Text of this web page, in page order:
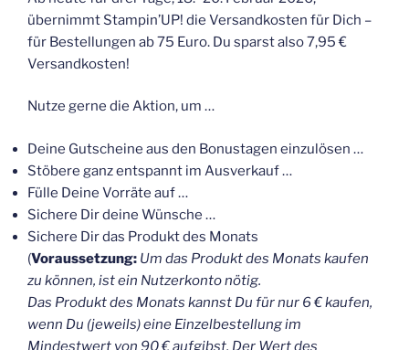
übernimmt Stampin’UP! die Versandkosten für Dich –
für Bestellungen ab 75 Euro. Du sparst also 7,95 €
Versandkosten!
Nutze gerne die Aktion, um …
Deine Gutscheine aus den Bonustagen einzulösen …
Stöbere ganz entspannt im Ausverkauf …
Fülle Deine Vorräte auf …
Sichere Dir deine Wünsche …
Sichere Dir das Produkt des Monats
(Voraussetzung: Um das Produkt des Monats kaufen
zu können, ist ein Nutzerkonto nötig.
Das Produkt des Monats kannst Du für nur 6 € kaufen,
wenn Du (jeweils) eine Einzelbestellung im
Mindestwert von 90 € aufgibst. Der Wert des